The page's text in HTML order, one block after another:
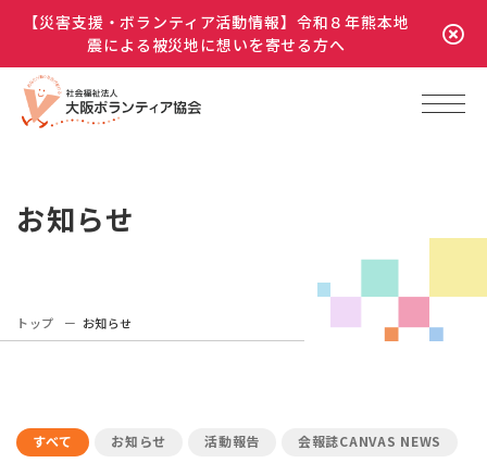
【災害支援・ボランティア活動情報】令和８年熊本地
震による被災地に想いを寄せる方へ
お知らせ
トップ お知らせ
すべて お知らせ 活動報告 会報誌CANVAS NEWS